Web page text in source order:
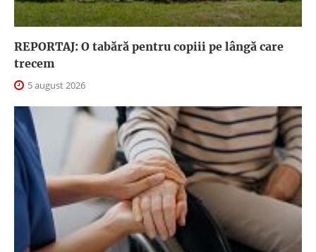
REPORTAJ: O tabără pentru copiii pe lângă care
trecem
5 august 2026